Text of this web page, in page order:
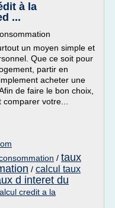
à la
...
un moyen simple et
Que ce soit pour
partir en
acheter une
de faire le bon choix,
votre...
/ taux
/ calcul taux
d interet du
credit a la